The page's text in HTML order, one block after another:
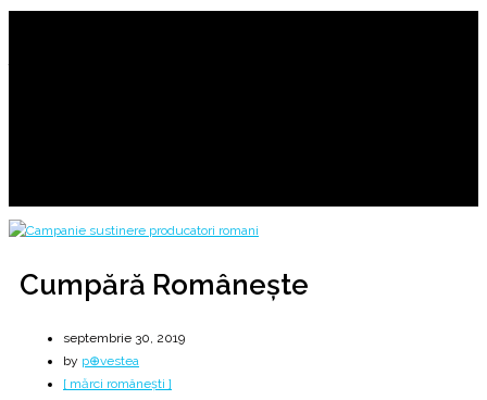
Cumpără Românește
septembrie 30, 2019
by p⊕vestea
[ mărci românești ]